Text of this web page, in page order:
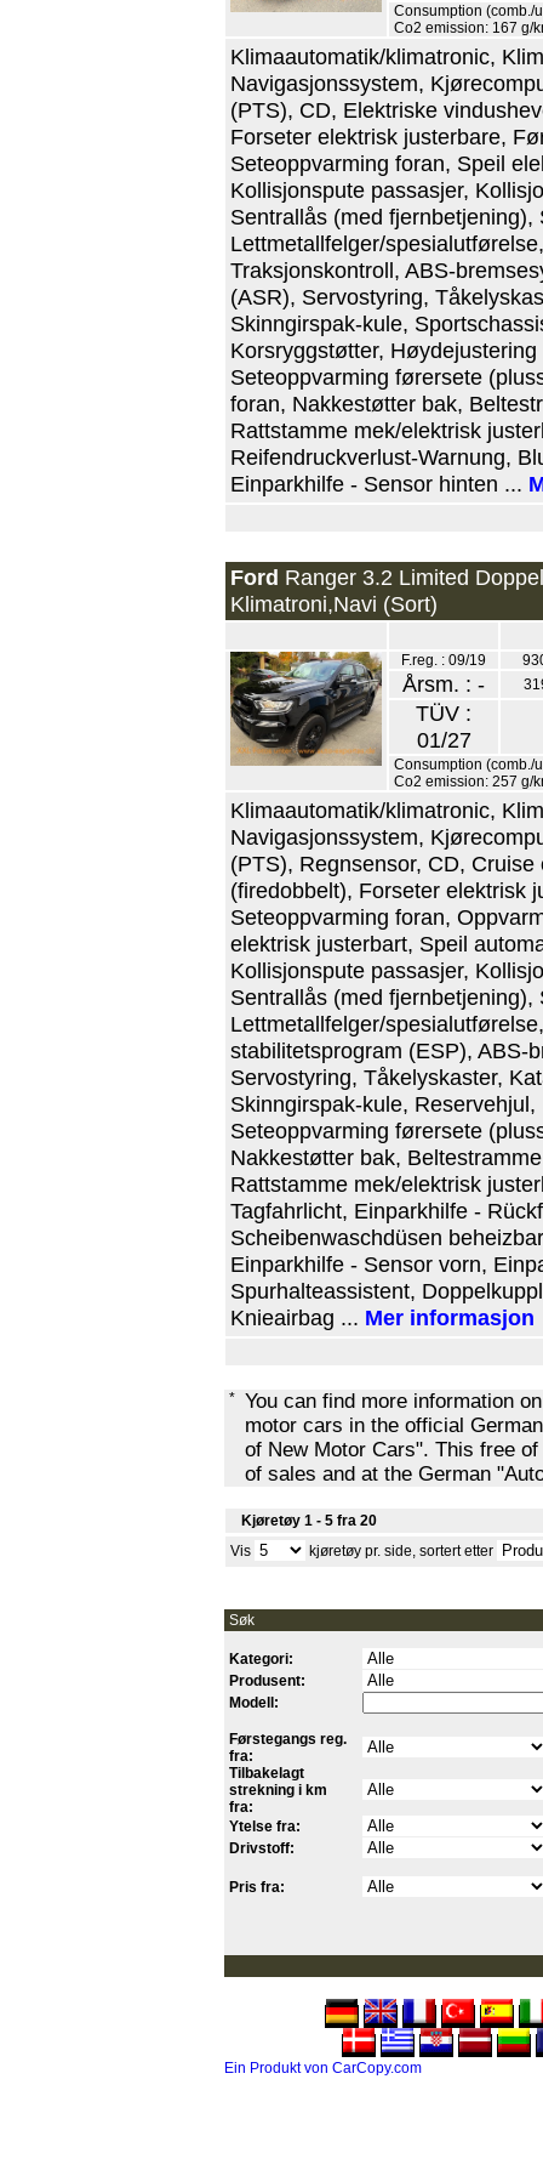
Consumption (comb./
Co2 emission: 167 g/
Klimaautomatik/klimatronic,
Navigasjonssystem,
(PTS), CD, Elektriske
Forseter elektrisk justerbare,
Seteoppvarming foran, Speil
Kollisjonspute passasjer,
Sentrallås (med
Lettmetallfelger/
Traksjonskontroll, ABS-
(ASR), Servostyring,
Skinngirspak-kule,
Korsryggstøtter,
Seteoppvarming førersete
foran, Nakkestøtter bak,
Rattstamme mek/elektrisk
Reifendruckverlust-Warnung,
Einparkhilfe - Sensor hinten ...
Ford Ranger 3.2 Limited
Klimatroni,Navi (Sort)
F.reg. : 09/19
Årsm. : -
TÜV :
01/27
Consumption (comb./
Co2 emission: 257 g/
Klimaautomatik/klimatronic,
Navigasjonssystem,
(PTS), Regnsensor, CD,
(firedobbelt), Forseter elektrisk
Seteoppvarming foran,
elektrisk justerbart, Speil
Kollisjonspute passasjer,
Sentrallås (med fjernbetjening),
Lettmetallfelger/
stabilitetsprogram (ESP), ABS-
Servostyring, Tåkelyskaster,
Skinngirspak-kule,
Seteoppvarming førersete
Nakkestøtter bak,
Rattstamme mek/elektrisk
Tagfahrlicht, Einparkhilfe -
Scheibenwaschdüsen
Einparkhilfe - Sensor vorn,
Spurhalteassistent,
Knieairbag ... Mer informasjon
* You can find more information
motor cars in the official
of New Motor Cars". This free
of sales and at the German
Kjøretøy 1 - 5 fra 20
Vis
kjøretøy pr. side, sortert etter
Søk
Kategori:
Produsent:
Modell:
Førstegangs reg.
fra:
Tilbakelagt
strekning i km
fra:
Ytelse fra:
Drivstoff:
Pris fra:
Ein Produkt von CarCopy.com